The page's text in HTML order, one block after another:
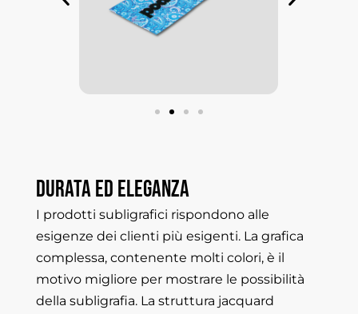
Durataed eleganza
I prodotti subligrafici rispondono alle
esigenze dei clienti più esigenti. La grafica
complessa, contenente molti colori, è il
motivo migliore per mostrare le possibilità
della subligrafia. La struttura jacquard